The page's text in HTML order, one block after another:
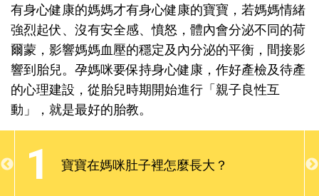
有身心健康的媽媽才有身心健康的寶寶，若媽媽情緒
強烈起伏、沒有安全感、憤怒，體內會分泌不同的荷
爾蒙，影響媽媽血壓的穩定及內分泌的平衡，間接影
響到胎兒。孕媽咪要保持身心健康，作好產檢及待產
的心理建設，從胎兒時期開始進行「親子良性互
動」，就是最好的胎教。
1 寶寶在媽咪肚子裡怎麼長大？
胎教，你做對了嗎?
有身心健康的媽媽才有身心健康的寶寶，若媽媽情緒
強烈起伏、沒有安全感、憤怒，體內會分泌不同的荷
爾蒙，影響媽媽血壓的穩定及內分泌的平衡，間接影
動」，就是最好的胎教。